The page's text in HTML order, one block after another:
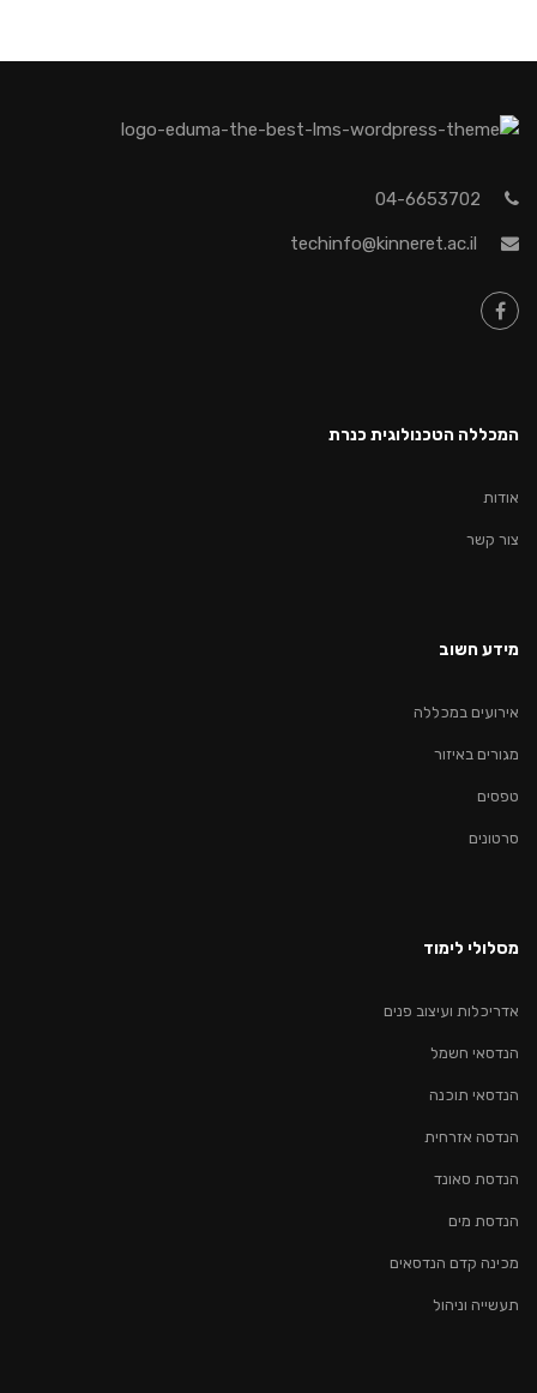
04-6653702
techinfo@kinneret.ac.il
המכללה הטכנולוגית כנרת
אודות
צור קשר
מידע חשוב
אירועים במכללה
מגורים באיזור
טפסים
סרטונים
מסלולי לימוד
אדריכלות ועיצוב פנים
הנדסאי חשמל
הנדסאי תוכנה
הנדסה אזרחית
הנדסת סאונד
הנדסת מים
מכינה קדם הנדסאים
תעשייה וניהול